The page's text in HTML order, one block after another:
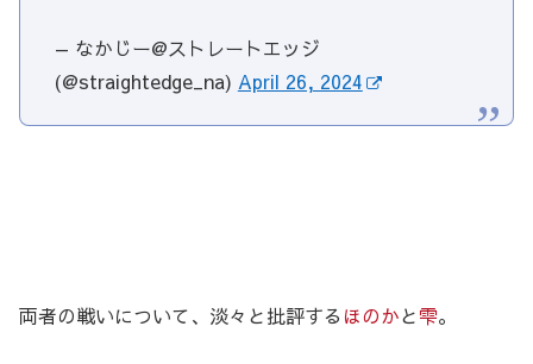
— なかじー@ストレートエッジ
(@straightedge_na) April 26, 2024
両者の戦いについて、淡々と批評する ほのかと雫。